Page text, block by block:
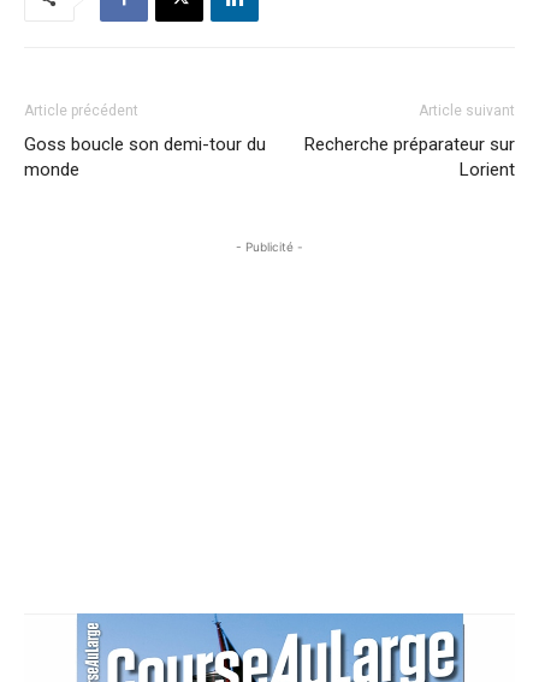
Article précédent
Goss boucle son demi-tour du
monde
Article suivant
Recherche préparateur sur
Lorient
- Publicité -